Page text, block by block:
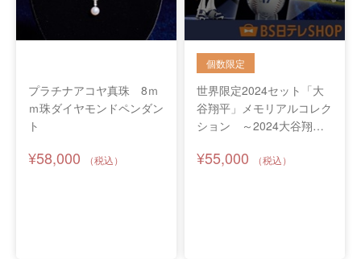
プラチナアコヤ真珠 8ｍ
ｍ珠ダイヤモンドペンダン
ト
¥58,000
世界限定2024セット「大
谷翔平」メモリアルコレク
ション ～2024大谷翔平
¥55,000